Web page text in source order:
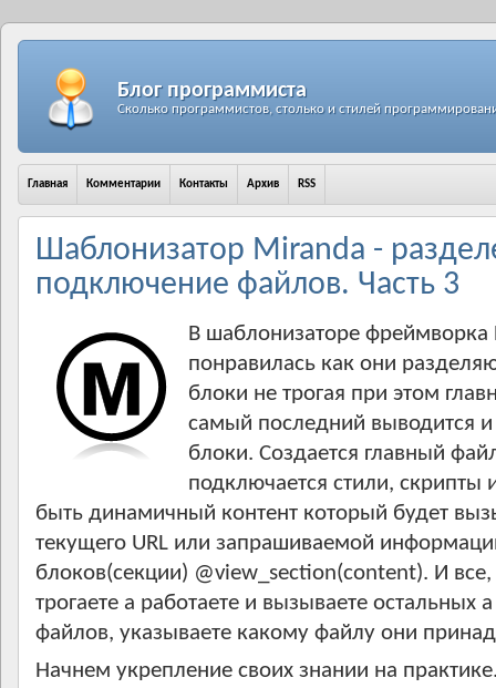
Блог программиста
Сколько программистов, столько и стилей
Главная Комментарии Контакты Архив RSS
Шаблонизатор Miranda -
подключение файлов. Часть 3
В шаблонизаторе фреймворка
понравилась как они
блоки не трогая при этом
самый последний выводится
блоки. Создается главный
подключается стили, скрипты
быть динамичный контент который будет
текущего URL или запрашиваемой
блоков(секции) @view_section(content). И
трогаете а работаете и вызываете остальных
файлов, указываете какому файлу они
Начнем укрепление своих знании на